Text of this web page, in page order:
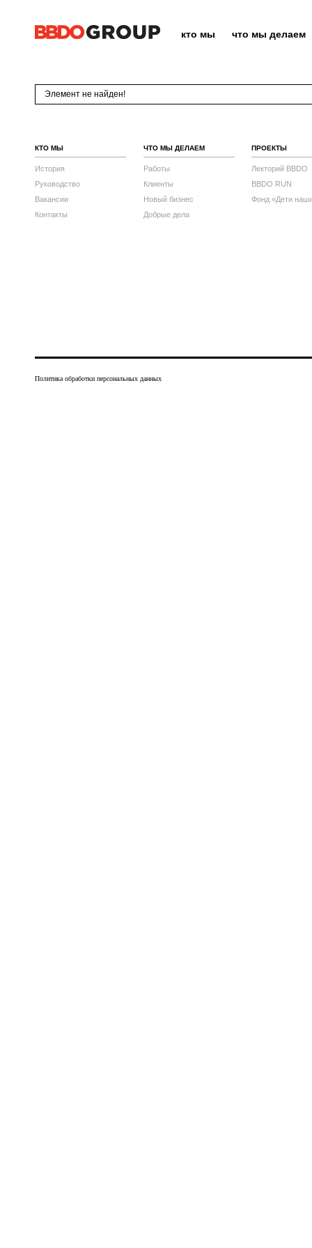
кто мы что мы делаем
Элемент не найден!
КТО МЫ
История
Руководство
Вакансии
Контакты
ЧТО МЫ ДЕЛАЕМ
Работы
Клиенты
Новый бизнес
Добрые дела
ПРОЕКТЫ
Лекторий BBDO
BBDO RUN
Фонд «Дети
Политика обработки персональных данных